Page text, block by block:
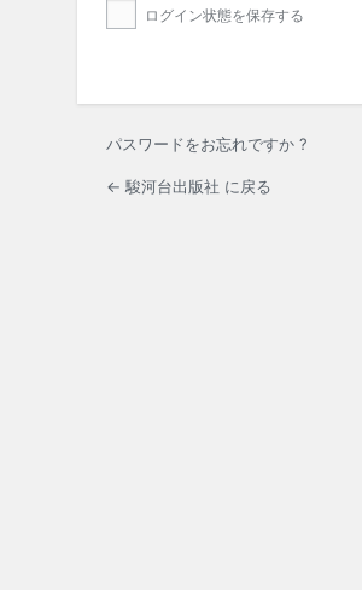
ログイン状態を保存する
パスワードをお忘れですか ?
← 駿河台出版社 に戻る